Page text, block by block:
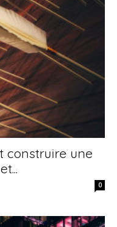
construire une
0